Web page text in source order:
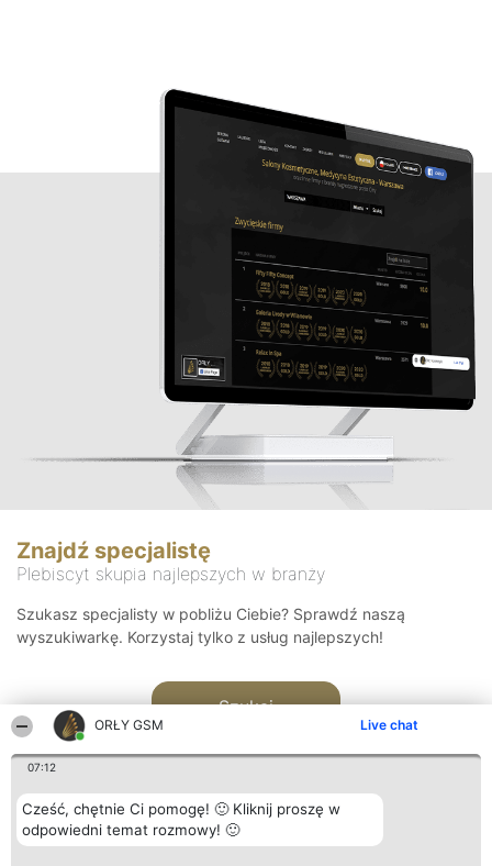
ORŁY GSM Live chat
07:12
Cześć, chętnie Ci pomogę! 🙂 Kliknij proszę w
odpowiedni temat rozmowy! 🙂
Znajdź specjalistę
Plebiscyt skupia najlepszych w branży
Szukasz specjalisty w pobliżu Ciebie? Sprawdź naszą
wyszukiwarkę. Korzystaj tylko z usług najlepszych!
Szukaj